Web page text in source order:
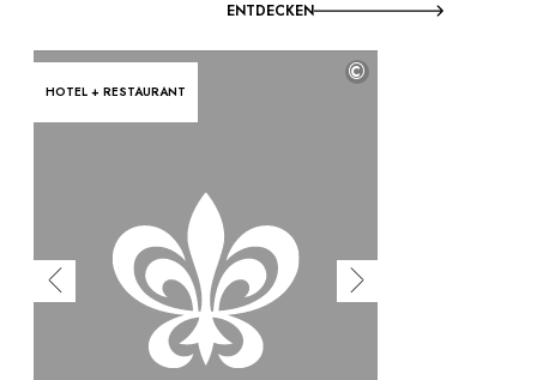
ENTDECKEN
HOTEL + RESTAURANT
©